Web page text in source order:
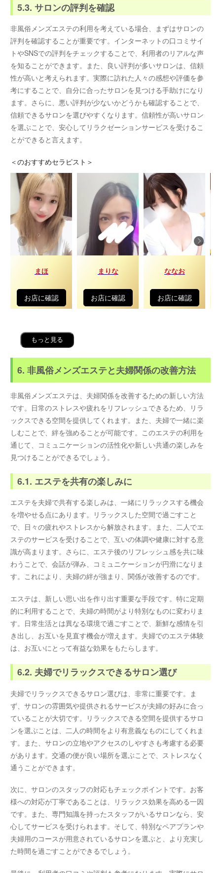
5.3. サロンの評判を確認
非風俗メンズエステの利用を考えている場合、まずはサロンの
評判を確認することが重要です。インターネットの口コミサイ
トやSNSでの評判をチェックすることで、利用者のリアルな声
を知ることができます。また、良い評判が多いサロンは、信頼
性が高いと考えられます。実際に訪れた人々の感想や評価を参
考にすることで、自分に合ったサロンを見つける手助けになり
ます。さらに、悪い評判が少ないかどうかも確認することで、
信頼できるサロンを選びやすくなります。信頼性が高いサロン
を選ぶことで、安心してリラクゼーションサービスを受けるこ
とができると言えます。
＜のおすすめセラピスト＞
まほ
お店に確認
まりな
お店に確認
ななお
お店に確認
もっと見る
6. 非風俗メンズエステと夫婦関係の改善方法
非風俗メンズエステは、夫婦関係を改善するための新しい方法
です。日常のストレスや疲れをリフレッシュできるため、リラ
ックスできる空間を提供してくれます。また、夫婦で一緒に楽
しむことで、絆を強めることが可能です。このエステの利用を
通じて、コミュニケーションの活性化や新しい共通の楽しみを
見つけることができるでしょう。
6.1. エステを共有の楽しみに
エステを夫婦で共有する楽しみは、一緒にリラックスする機会
を増やせる点にあります。リラックスした空間で過ごすこと
で、日々の疲れやストレスから解放されます。また、二人でエ
ステのサービスを受けることで、互いの体調や健康に対する意
識が高まります。さらに、エステ後のリフレッシュ感を共に味
わうことで、会話が弾み、コミュニケーションが円滑になりま
す。これにより、夫婦の絆が強まり、関係が改善するのです。
エステは、新しい思い出を作り出す重要な手段です。特に定期
的に利用することで、夫婦の時間がより特別なものに変わりま
す。日常生活とは異なる環境で過ごすことで、新鮮な感情を引
き出し、お互いを見直す機会が増えます。夫婦でのエステ体験
は、お互いにとって有益な効果をもたらします。
6.2. 夫婦でリラックスできるサロン選び
夫婦でリラックスできるサロン選びは、非常に重要です。ま
ず、サロンの雰囲気や提供されるサービスが夫婦の好みに合っ
ていることが大切です。リラックスできる空間を提供するサロ
ンを選ぶことは、二人の時間をより有意義なものにしてくれま
す。また、サロンの立地やアクセスのしやすさも考慮する必要
があります。交通の便が良い場所を選ぶことで、ストレスなく
通うことができます。
次に、サロンのスタッフの対応もチェックポイントです。お客
様への対応が丁寧であることは、リラックス効果を高める一因
です。また、専門知識を持ったスタッフがいるサロンなら、安
心してサービスを受けられます。そして、特別なペアプランや
夫婦用のコースが用意されているサロンを選ぶと、より充実し
た時間を過ごすことができるでしょう。